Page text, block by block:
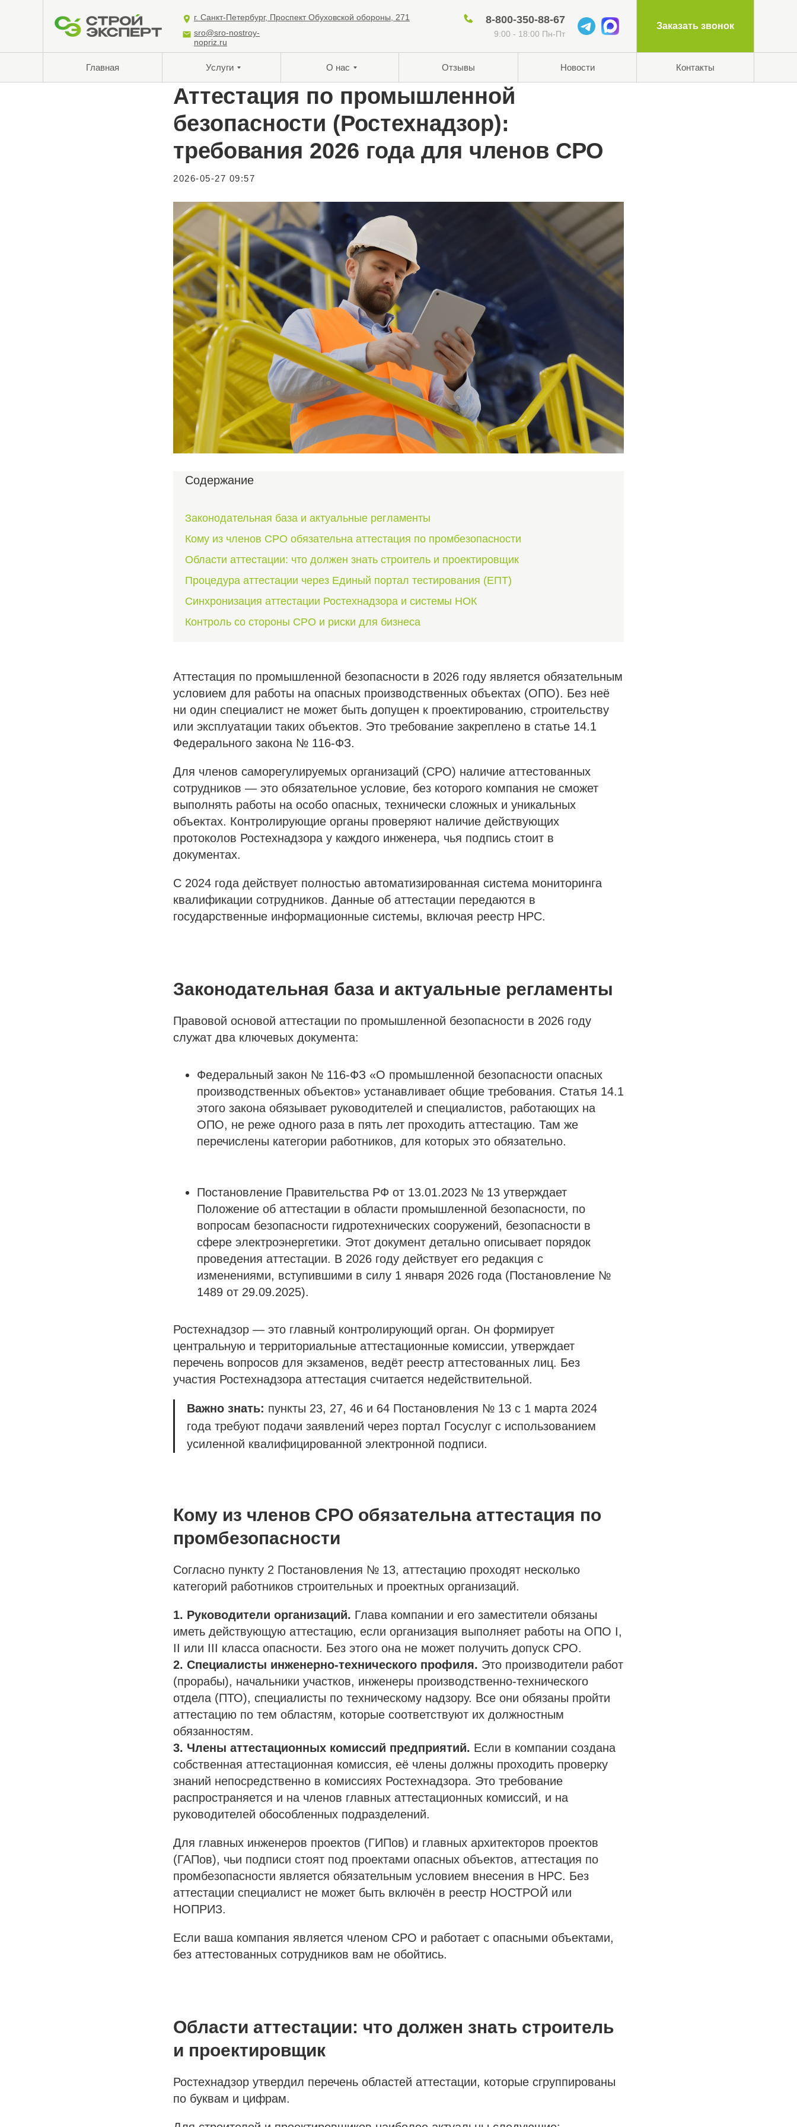
Заказать звонок
Контакты
Новости
Отзывы
О нас
Услуги
Главная
sro@sro-nostroy-
nopriz.ru
г. Санкт-Петербург, Проспект Обуховской обороны, 271
9:00 - 18:00 Пн-Пт
8-800-350-88-67
Аттестация по промышленной
безопасности (Ростехнадзор):
требования 2026 года для членов СРО
2026-05-27 09:57
Содержание
Законодательная база и актуальные регламенты
Кому из членов СРО обязательна аттестация по промбезопасности
Области аттестации: что должен знать строитель и проектировщик
Процедура аттестации через Единый портал тестирования (ЕПТ)
Синхронизация аттестации Ростехнадзора и системы НОК
Контроль со стороны СРО и риски для бизнеса
Аттестация по промышленной безопасности в 2026 году является обязательным
условием для работы на опасных производственных объектах (ОПО). Без неё
ни один специалист не может быть допущен к проектированию, строительству
или эксплуатации таких объектов. Это требование закреплено в статье 14.1
Федерального закона № 116-ФЗ.
Для членов саморегулируемых организаций (СРО) наличие аттестованных
сотрудников — это обязательное условие, без которого компания не сможет
выполнять работы на особо опасных, технически сложных и уникальных
объектах. Контролирующие органы проверяют наличие действующих
протоколов Ростехнадзора у каждого инженера, чья подпись стоит в
документах.
С 2024 года действует полностью автоматизированная система мониторинга
квалификации сотрудников. Данные об аттестации передаются в
государственные информационные системы, включая реестр НРС.
Законодательная база и актуальные регламенты
Правовой основой аттестации по промышленной безопасности в 2026 году
служат два ключевых документа:
Федеральный закон № 116-ФЗ «О промышленной безопасности опасных
производственных объектов» устанавливает общие требования. Статья 14.1
этого закона обязывает руководителей и специалистов, работающих на
ОПО, не реже одного раза в пять лет проходить аттестацию. Там же
перечислены категории работников, для которых это обязательно.
Постановление Правительства РФ от 13.01.2023 № 13 утверждает
Положение об аттестации в области промышленной безопасности, по
вопросам безопасности гидротехнических сооружений, безопасности в
сфере электроэнергетики. Этот документ детально описывает порядок
проведения аттестации. В 2026 году действует его редакция с
изменениями, вступившими в силу 1 января 2026 года (Постановление №
1489 от 29.09.2025).
Ростехнадзор — это главный контролирующий орган. Он формирует
центральную и территориальные аттестационные комиссии, утверждает
перечень вопросов для экзаменов, ведёт реестр аттестованных лиц. Без
участия Ростехнадзора аттестация считается недействительной.
Важно знать: пункты 23, 27, 46 и 64 Постановления № 13 с 1 марта 2024
года требуют подачи заявлений через портал Госуслуг с использованием
усиленной квалифицированной электронной подписи.
Кому из членов СРО обязательна аттестация по
промбезопасности
Согласно пункту 2 Постановления № 13, аттестацию проходят несколько
категорий работников строительных и проектных организаций.
1. Руководители организаций. Глава компании и его заместители обязаны
иметь действующую аттестацию, если организация выполняет работы на ОПО I,
II или III класса опасности. Без этого она не может получить допуск СРО.
2. Специалисты инженерно-технического профиля. Это производители работ
(прорабы), начальники участков, инженеры производственно-технического
отдела (ПТО), специалисты по техническому надзору. Все они обязаны пройти
аттестацию по тем областям, которые соответствуют их должностным
обязанностям.
3. Члены аттестационных комиссий предприятий. Если в компании создана
собственная аттестационная комиссия, её члены должны проходить проверку
знаний непосредственно в комиссиях Ростехнадзора. Это требование
распространяется и на членов главных аттестационных комиссий, и на
руководителей обособленных подразделений.
Для главных инженеров проектов (ГИПов) и главных архитекторов проектов
(ГАПов), чьи подписи стоят под проектами опасных объектов, аттестация по
промбезопасности является обязательным условием внесения в НРС. Без
аттестации специалист не может быть включён в реестр НОСТРОЙ или
НОПРИЗ.
Если ваша компания является членом СРО и работает с опасными объектами,
без аттестованных сотрудников вам не обойтись.
Области аттестации: что должен знать строитель
и проектировщик
Ростехнадзор утвердил перечень областей аттестации, которые сгруппированы
по буквам и цифрам.